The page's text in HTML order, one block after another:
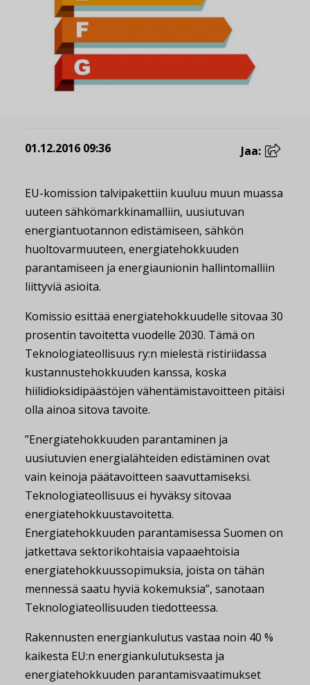
01.12.2016 09:36 Jaa:
EU-komission talvipakettiin kuuluu muun muassa
uuteen sähkömarkkinamalliin, uusiutuvan
energiantuotannon edistämiseen, sähkön
huoltovarmuuteen, energiatehokkuuden
parantamiseen ja energiaunionin hallintomalliin
liittyviä asioita.
Komissio esittää energiatehokkuudelle sitovaa 30
prosentin tavoitetta vuodelle 2030. Tämä on
Teknologiateollisuus ry:n mielestä ristiriidassa
kustannustehokkuuden kanssa, koska
hiilidioksidipäästöjen vähentämistavoitteen pitäisi
olla ainoa sitova tavoite.
”Energiatehokkuuden parantaminen ja
uusiutuvien energialähteiden edistäminen ovat
vain keinoja päätavoitteen saavuttamiseksi.
Teknologiateollisuus ei hyväksy sitovaa
energiatehokkuustavoitetta.
Energiatehokkuuden parantamisessa Suomen on
jatkettava sektorikohtaisia vapaaehtoisia
energiatehokkuussopimuksia, joista on tähän
mennessä saatu hyviä kokemuksia”, sanotaan
Teknologiateollisuuden tiedotteessa.
Rakennusten energiankulutus vastaa noin 40 %
kaikesta EU:n energiankulutuksesta ja
energiatehokkuuden parantamisvaatimukset